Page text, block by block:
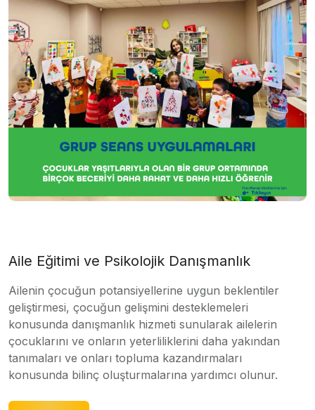
Aile Eğitimi ve Psikolojik Danışmanlık
Ailenin çocuğun potansiyellerine uygun beklentiler
geliştirmesi, çocuğun gelişmini desteklemeleri
konusunda danışmanlık hizmeti sunularak ailelerin
çocuklarını ve onların yeterliliklerini daha yakından
tanımaları ve onları topluma kazandırmaları
konusunda bilinç oluşturmalarına yardımcı olunur.